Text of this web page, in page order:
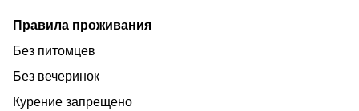
Правила проживания
Без питомцев
Без вечеринок
Курение запрещено